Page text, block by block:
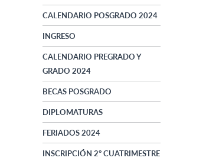
CALENDARIO POSGRADO 2024
INGRESO
CALENDARIO PREGRADO Y
GRADO 2024
BECAS POSGRADO
DIPLOMATURAS
FERIADOS 2024
INSCRIPCIÓN 2° CUATRIMESTRE